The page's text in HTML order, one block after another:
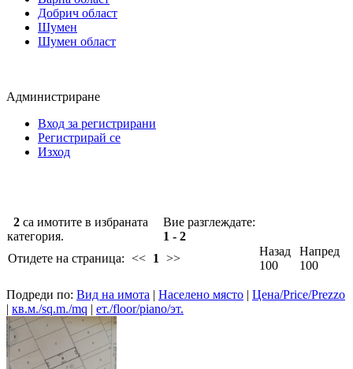
Добрич област
Шумен
Шумен област
Администриране
Вход за регистрирани
Регистрирай се
Изход
2 са имотите в избраната
категория.
Вие разглеждате:
1 - 2
Отидете на страница: << 1 >>
Назад
100
Напред
100
Подреди по: Вид на имота | Населено място | Цена/Price/Prezzo
| кв.м./sq.m./mq | ет./floor/piano/эт.